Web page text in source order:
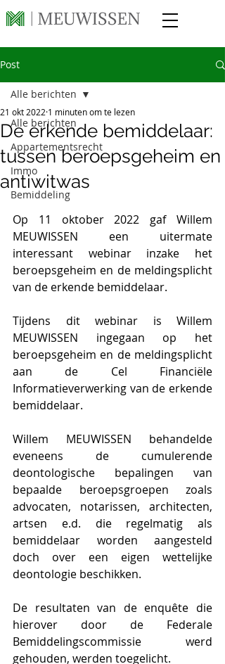
Post
Alle berichten
Appartementsrecht
Immo
Bemiddeling
Alle berichten
De erkende bemiddelaar:
tussen beroepsgeheim en
antiwitwas
21 okt 2022 1 minuten om te lezen
Op 11 oktober 2022 gaf Willem
MEUWISSEN een uitermate
interessant webinar inzake het
beroepsgeheim en de meldingsplicht
van de erkende bemiddelaar.
Tijdens dit webinar is Willem
MEUWISSEN ingegaan op het
beroepsgeheim en de meldingsplicht
aan de Cel Financiële
Informatieverwerking van de erkende
bemiddelaar.
Willem MEUWISSEN behandelde
eveneens de cumulerende
deontologische bepalingen van
bepaalde beroepsgroepen zoals
advocaten, notarissen, architecten,
artsen e.d. die regelmatig als
bemiddelaar worden aangesteld
doch over een eigen wettelijke
deontologie beschikken.
De resultaten van de enquête die
hierover door de Federale
Bemiddelingscommissie werd
gehouden, werden toegelicht.